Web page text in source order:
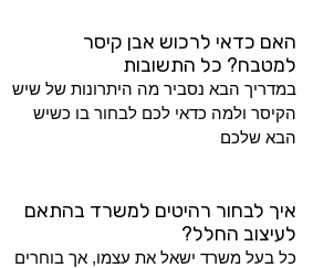
האם כדאי לרכוש אבן קיסר
למטבח? כל התשובות
במדריך הבא נסביר מה היתרונות של שיש
הקיסר ולמה כדאי לכם לבחור בו כשיש
הבא שלכם
איך לבחור רהיטים למשרד בהתאם
לעיצוב החלל?
כל בעל משרד ישאל את עצמו, אך בוחרים